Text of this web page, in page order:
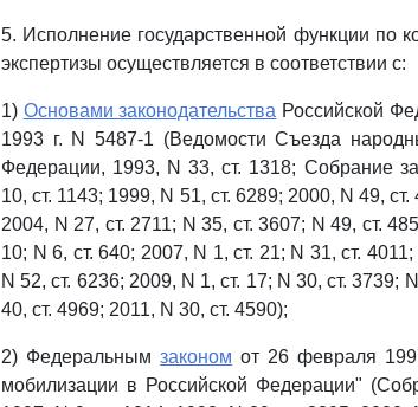
5. Исполнение государственной функции по
экспертизы осуществляется в соответствии с:
1) Основами законодательства Российской
1993 г. N 5487-1 (Ведомости Съезда
Федерации, 1993, N 33, ст. 1318; Собрание
10, ст. 1143; 1999, N 51, ст. 6289; 2000, N 49,
2004, N 27, ст. 2711; N 35, ст. 3607; N 49, ст.
10; N 6, ст. 640; 2007, N 1, ст. 21; N 31, ст.
N 52, ст. 6236; 2009, N 1, ст. 17; N 30, ст. 3739;
40, ст. 4969; 2011, N 30, ст. 4590);
2) Федеральнымзаконом от 26 февраля
мобилизации в Российской Федерации"